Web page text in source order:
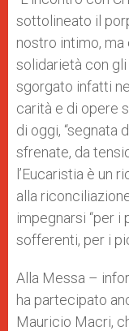
sottolineato il
nostro intimo,
solidarietà con gli
sgorgato infatti
carità e di opere
di oggi, “segnata
sfrenate, da
l’Eucaristia è un
alla
impegnarsi “per i
sofferenti, per i
Alla Messa –
ha partecipato
Mauricio Macri,